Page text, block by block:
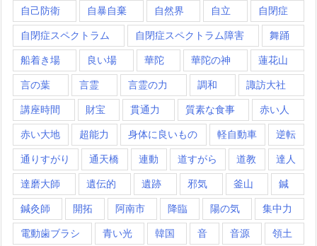
自己防衛 自暴自棄 自然界 自立 自閉症
自閉症スペクトラム 自閉症スペクトラム障害 舞踊
船着き場 良い場 華陀 華陀の神 蓮花山
言の葉 言霊 言霊の力 調和 諏訪大社
講座時間 財宝 貫通力 質素な食事 赤い人
赤い大地 超能力 身体に良いもの 軽自動車 逆転
通りすがり 通天橋 連動 道すがら 道教 達人
達磨大師 遺伝的 遺跡 邪気 釜山 鍼
鍼灸師 開拓 阿南市 降臨 陽の気 集中力
電動歯ブラシ 青い光 韓国 音 音源 領土